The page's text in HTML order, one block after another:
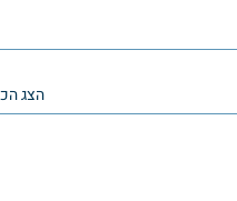
הצג